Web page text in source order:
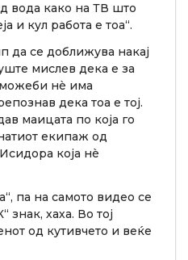
вода како на ТВ што
и кул работа е тоа“.
се доближува накај
мислев дека е за
нè има
дека тоа е тој.
маицата по која го
екипаж од
која нè
па на самото видео се
знак, хаха. Во тој
од кутивчето и веќе